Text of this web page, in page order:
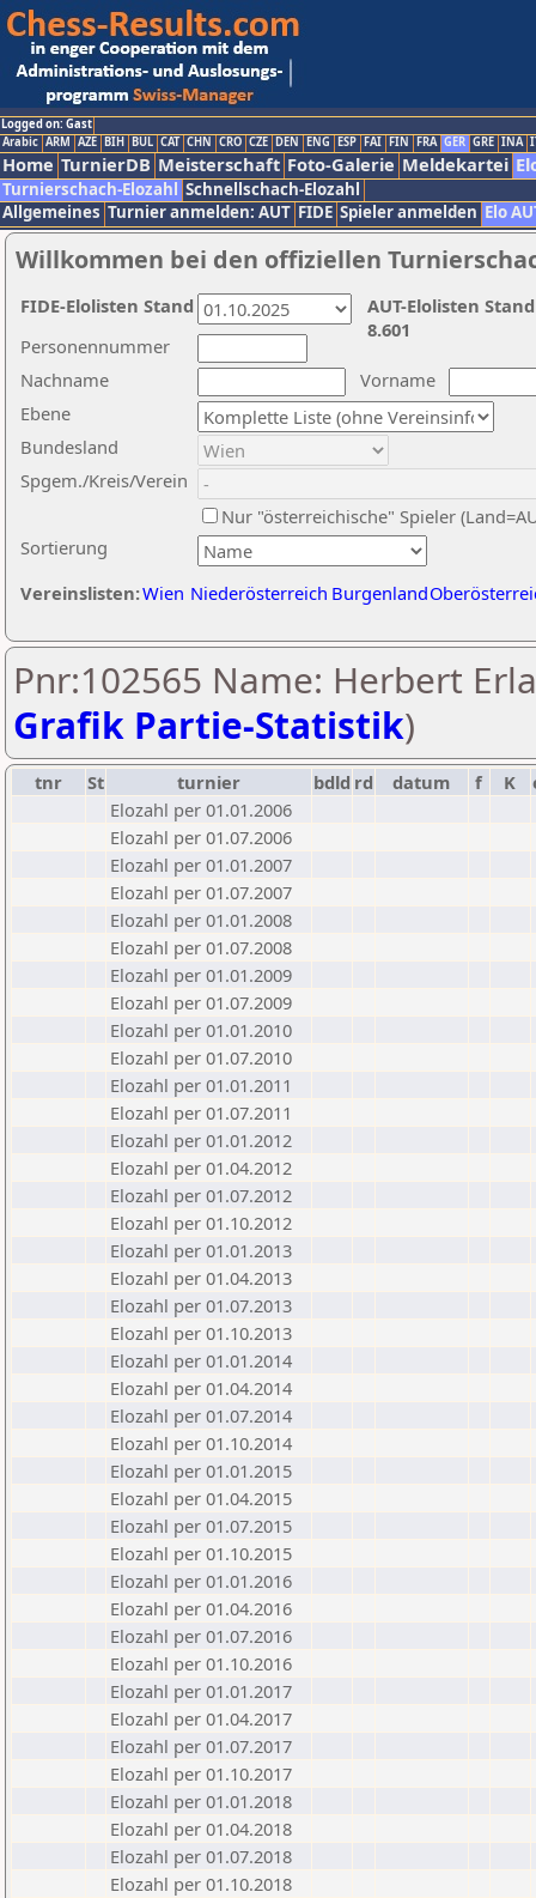
Logged on: Gast
Arabic ARM AZE BIH BUL CAT CHN CRO CZE DEN ENG ESP FAI FIN FRA GER GRE INA
Home TurnierDB Meisterschaft Foto-Galerie Meldekartei
Turnierschach-Elozahl Schnellschach-Elozahl
Allgemeines Turnier anmelden: AUT FIDE Spieler anmelden Elo
Willkommen bei den offiziellen
Nachname
Vorname
Ebene
Sortierung
Personennummer
Bundesland
Spgem./Kreis/Verein
Nur "österreichische" Spieler
Vereinslisten:Wien Niederösterreich Burgenland
AUT-Elolisten
8.601
FIDE-Elolisten Stand
Pnr:102565 Name: Herbert
Grafik Partie-Statistik)
tnr St turnier bdld rd datum f K
Elozahl per 01.01.2006
Elozahl per 01.07.2006
Elozahl per 01.01.2007
Elozahl per 01.07.2007
Elozahl per 01.01.2008
Elozahl per 01.07.2008
Elozahl per 01.01.2009
Elozahl per 01.07.2009
Elozahl per 01.01.2010
Elozahl per 01.07.2010
Elozahl per 01.01.2011
Elozahl per 01.07.2011
Elozahl per 01.01.2012
Elozahl per 01.04.2012
Elozahl per 01.07.2012
Elozahl per 01.10.2012
Elozahl per 01.01.2013
Elozahl per 01.04.2013
Elozahl per 01.07.2013
Elozahl per 01.10.2013
Elozahl per 01.01.2014
Elozahl per 01.04.2014
Elozahl per 01.07.2014
Elozahl per 01.10.2014
Elozahl per 01.01.2015
Elozahl per 01.04.2015
Elozahl per 01.07.2015
Elozahl per 01.10.2015
Elozahl per 01.01.2016
Elozahl per 01.04.2016
Elozahl per 01.07.2016
Elozahl per 01.10.2016
Elozahl per 01.01.2017
Elozahl per 01.04.2017
Elozahl per 01.07.2017
Elozahl per 01.10.2017
Elozahl per 01.01.2018
Elozahl per 01.04.2018
Elozahl per 01.07.2018
Elozahl per 01.10.2018